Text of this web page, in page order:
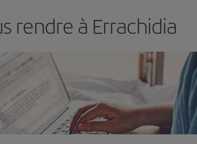
rendre à Errachidia